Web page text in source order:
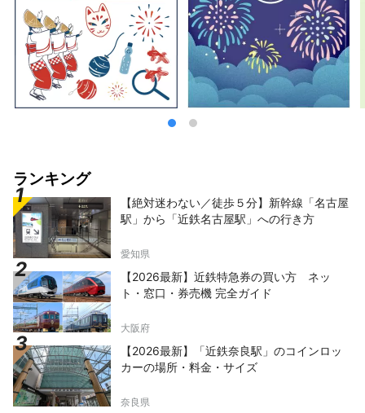
削減など低炭素社会の実現に向け、高い目標を
掲げて先駆的な取組にチャレンジする都市とし
て、平成24年度には国から「環境モデル都
市」に選定されました。 ※一般社団法人あまが
さき観光局は、尼崎に関わる様々な関係者の
方々のご協力をいただきながら、地域の資源を
最大限に活用することにより、観光客を広く呼
び込み、地域経済を潤し、市民の地域への誇り
ランキング
【絶対迷わない／徒歩５分】新幹線「名古屋
駅」から「近鉄名古屋駅」への行き方
愛知県
【2026最新】近鉄特急券の買い方 ネッ
ト・窓口・券売機 完全ガイド
大阪府
【2026最新】「近鉄奈良駅」のコインロッ
カーの場所・料金・サイズ
奈良県